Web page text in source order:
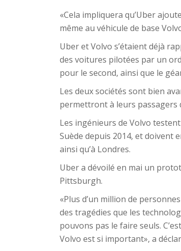
«Cela impliquera qu’Uber
même au véhicule de base
Uber et Volvo s’étaient déjà
des voitures pilotées par un
pour le second, ainsi que le
Les deux sociétés sont bien
permettront à leurs passagers
Les ingénieurs de Volvo
Suède depuis 2014, et doivent
ainsi qu’à Londres.
Uber a dévoilé en mai un
Pittsburgh.
«Plus d’un million de
des tragédies que les
pouvons pas le faire seuls.
Volvo est si important», a